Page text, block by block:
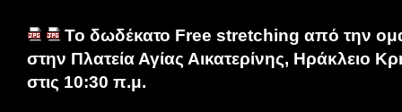
Το δωδέκατο Free stretching από την
στην Πλατεία Αγίας Αικατερίνης, Ηράκλειο
στις 10:30 π.μ.